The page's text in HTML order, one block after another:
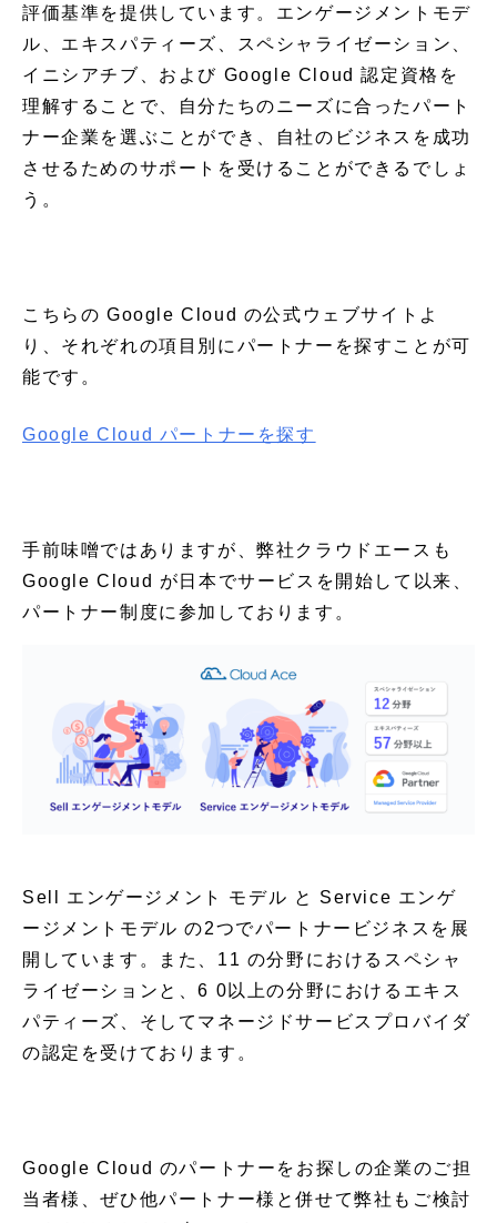
評価基準を提供しています。エンゲージメントモデ
ル、エキスパティーズ、スペシャライゼーション、
イニシアチブ、および Google Cloud 認定資格を
理解することで、自分たちのニーズに合ったパート
ナー企業を選ぶことができ、自社のビジネスを成功
させるためのサポートを受けることができるでしょ
う。
こちらの Google Cloud の公式ウェブサイトよ
り、それぞれの項目別にパートナーを探すことが可
能です。
Google Cloud パートナーを探す
手前味噌ではありますが、弊社クラウドエースも
Google Cloud が日本でサービスを開始して以来、
パートナー制度に参加しております。
Sell エンゲージメント モデル と Service エンゲ
ージメントモデル の2つでパートナービジネスを展
開しています。また、11 の分野におけるスペシャ
ライゼーションと、6 0以上の分野におけるエキス
パティーズ、そしてマネージドサービスプロバイダ
の認定を受けております。
Google Cloud のパートナーをお探しの企業のご担
当者様、ぜひ他パートナー様と併せて弊社もご検討